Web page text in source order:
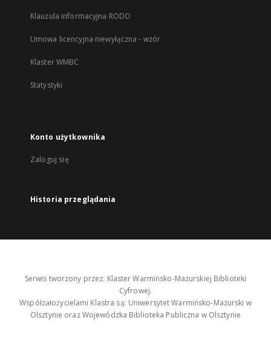
Klauzula informacyjna RODO
Umowa licencyjna niewyłączna - wzór
Klaster WMBC
Statystyki
Konto użytkownika
Zaloguj się
Historia przeglądania
Serwis tworzony przez: Klaster Warmińsko-Mazurskiej Biblioteki
Cyfrowej.
Współzałożycielami Klastra są: Uniwersytet Warmińsko-Mazurski w
Olsztynie oraz Wojewódzka Biblioteka Publiczna w Olsztynie